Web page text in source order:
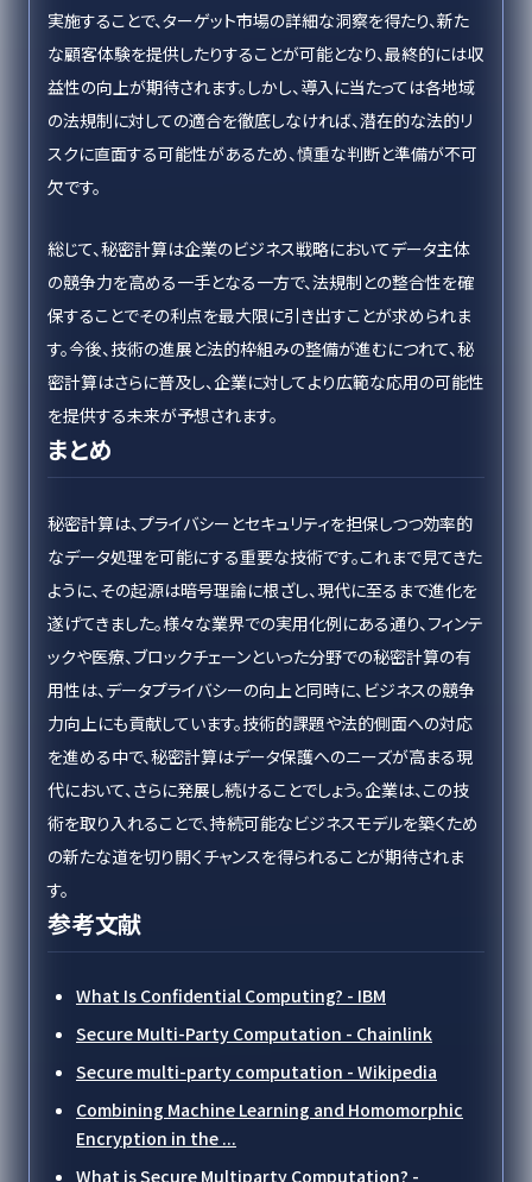
実施することで、ターゲット市場の詳細な洞察を得たり、新た
な顧客体験を提供したりすることが可能となり、最終的には収
益性の向上が期待されます。しかし、導入に当たっては各地域
の法規制に対しての適合を徹底しなければ、潜在的な法的リ
スクに直面する可能性があるため、慎重な判断と準備が不可
欠です。
総じて、秘密計算は企業のビジネス戦略においてデータ主体
の競争力を高める一手となる一方で、法規制との整合性を確
保することでその利点を最大限に引き出すことが求められま
す。今後、技術の進展と法的枠組みの整備が進むにつれて、秘
密計算はさらに普及し、企業に対してより広範な応用の可能性
を提供する未来が予想されます。
まとめ
秘密計算は、プライバシーとセキュリティを担保しつつ効率的
なデータ処理を可能にする重要な技術です。これまで見てきた
ように、その起源は暗号理論に根ざし、現代に至るまで進化を
遂げてきました。様々な業界での実用化例にある通り、フィンテ
ックや医療、ブロックチェーンといった分野での秘密計算の有
用性は、データプライバシーの向上と同時に、ビジネスの競争
力向上にも貢献しています。技術的課題や法的側面への対応
を進める中で、秘密計算はデータ保護へのニーズが高まる現
代において、さらに発展し続けることでしょう。企業は、この技
術を取り入れることで、持続可能なビジネスモデルを築くため
の新たな道を切り開くチャンスを得られることが期待されま
す。
参考文献
What Is Confidential Computing? - IBM
Secure Multi-Party Computation - Chainlink
Secure multi-party computation - Wikipedia
Combining Machine Learning and Homomorphic
Encryption in the ...
What is Secure Multiparty Computation? -